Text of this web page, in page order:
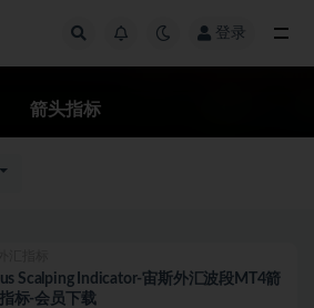
登录
箭头指标
Scalping Indicator-宙斯外汇波段MT4箭
标-会员下载